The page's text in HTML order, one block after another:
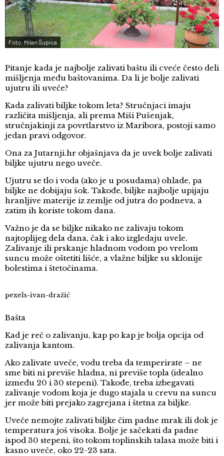
Foto: Milan Šupica
Pitanje kada je najbolje zalivati baštu ili cveće često deli
mišljenja među baštovanima. Da li je bolje zalivati
ujutru ili uveče?
Kada zalivati biljke tokom leta? Stručnjaci imaju
različita mišljenja, ali prema Miši Pušenjak,
stručnjakinji za povrtlarstvo iz Maribora, postoji samo
jedan pravi odgovor.
Ona za Jutarnji.hr objašnjava da je uvek bolje zalivati
biljke ujutru nego uveče.
Ujutru se tlo i voda (ako je u posudama) ohlade, pa
biljke ne dobijaju šok. Takođe, biljke najbolje upijaju
hranljive materije iz zemlje od jutra do podneva, a
zatim ih koriste tokom dana.
Važno je da se biljke nikako ne zalivaju tokom
najtoplijeg dela dana, čak i ako izgledaju uvele.
Zalivanje ili prskanje hladnom vodom po vrelom
suncu može oštetiti lišće, a vlažne biljke su sklonije
bolestima i štetočinama.
pexels-ivan-dražić
Bašta
Kad je reč o zalivanju, kap po kap je bolja opcija od
zalivanja kantom.
Ako zalivate uveče, vodu treba da temperirate – ne
sme biti ni previše hladna, ni previše topla (idealno
između 20 i 30 stepeni). Takođe, treba izbegavati
zalivanje vodom koja je dugo stajala u crevu na suncu
jer može biti prejako zagrejana i štetna za biljke.
Uveče nemojte zalivati biljke čim padne mrak ili dok je
temperatura još visoka. Bolje je sačekati da padne
ispod 30 stepeni, što tokom toplinskih talasa može biti i
kasno uveče, oko 22-23 sata.